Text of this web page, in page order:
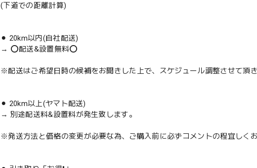
(下道での距離計算)
⚫︎ 20km以内(自社配送)
→ ⭕️配送&設置無料⭕️
※配送はご希望日時の候補をお聞きした上で、スケジュール調整させて頂き
⚫︎ 20km以上(ヤマト配送)
→ 別途配送料&設置料が発生致します。
※発送方法と価格の変更が必要な為、ご購入前に必ずコメントの程宜しくお